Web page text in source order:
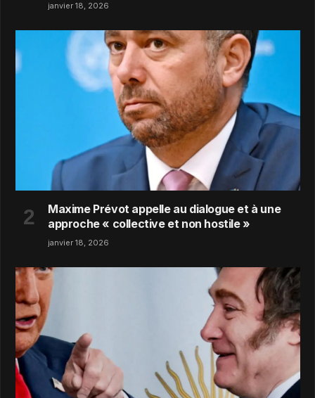
janvier 18, 2026
Maxime Prévot appelle au dialogue et à une
approche « collective et non hostile »
janvier 18, 2026